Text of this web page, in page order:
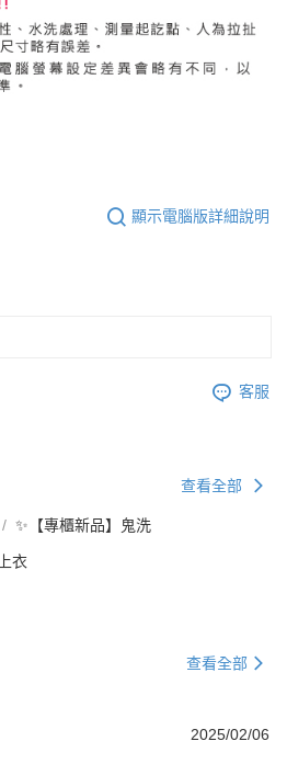
顯示電腦版詳細說明
客服
查看全部
✨【專櫃新品】鬼洗
衣
查看全部
2025/02/06